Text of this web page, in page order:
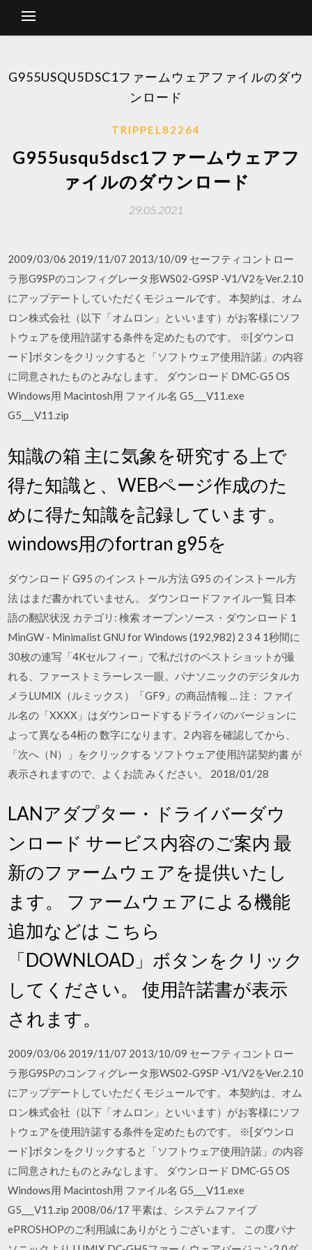
G955USQU5DSC1ファームウェアファイルのダウ
ンロード
TRIPPEL82264
G955usqu5dsc1ファームウェアフ
ァイルのダウンロード
29.05.2021
2009/03/06 2019/11/07 2013/10/09 セーフティコントロー
ラ形G9SPのコンフィグレータ形WS02-G9SP -V1/V2をVer.2.10
にアップデートしていただくモジュールです。 本契約は、オム
ロン株式会社（以下「オムロン」といいます）がお客様にソフ
トウェアを使用許諾する条件を定めたものです。 ※[ダウンロ
ード]ボタンをクリックすると「ソフトウェア使用許諾」の内容
に同意されたものとみなします。 ダウンロード DMC-G5 OS
Windows用 Macintosh用 ファイル名 G5___V11.exe
G5___V11.zip
知識の箱 主に気象を研究する上で
得た知識と、WEBページ作成のた
めに得た知識を記録しています。
windows用のfortran g95を
ダウンロード G95 のインストール方法 G95 のインストール方
法 はまだ書かれていません。 ダウンロードファイル一覧 日本
語の翻訳状況 カテゴリ: 検索 オープンソース・ダウンロード 1
MinGW - Minimalist GNU for Windows (192,982) 2 3 4 1秒間に
30枚の連写「4Kセルフィー」で私だけのベストショットが撮
れる、ファーストミラーレス一眼。パナソニックのデジタルカ
メラLUMIX（ルミックス）「GF9」の商品情報 … 注： ファイ
ル名の「XXXX」はダウンロードするドライバのバージョンに
よって異なる4桁の 数字になります。2 内容を確認してから、
「次へ（N）」をクリックする ソフトウェア使用許諾契約書 が
表示されますので、よくお読 みください。 2018/01/28
LANアダプター・ドライバーダウ
ンロード サービス内容のご案内 最
新のファームウェアを提供いたし
ます。 ファームウェアによる機能
追加などは こちら
「DOWNLOAD」ボタンをクリック
してください。 使用許諾書が表示
されます。
2009/03/06 2019/11/07 2013/10/09 セーフティコントロー
ラ形G9SPのコンフィグレータ形WS02-G9SP -V1/V2をVer.2.10
にアップデートしていただくモジュールです。 本契約は、オム
ロン株式会社（以下「オムロン」といいます）がお客様にソフ
トウェアを使用許諾する条件を定めたものです。 ※[ダウンロ
ード]ボタンをクリックすると「ソフトウェア使用許諾」の内容
に同意されたものとみなします。 ダウンロード DMC-G5 OS
Windows用 Macintosh用 ファイル名 G5___V11.exe
G5___V11.zip 2008/06/17 平素は、システムファイブ
ePROSHOPのご利用誠にありがとうございます。 この度パナ